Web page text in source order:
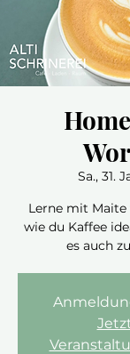
Sa., 31.
Lerne mit Maite
wie du Kaffee
es auch